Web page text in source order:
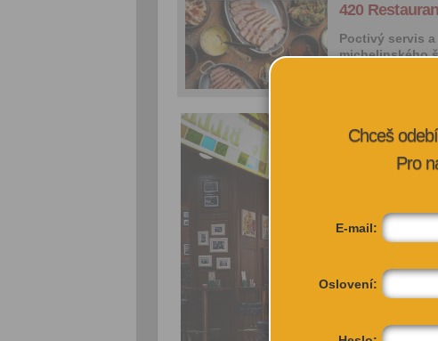
420
Poctivý servis
michelinského
Chceš
Pro
E-mail:
Oslovení: